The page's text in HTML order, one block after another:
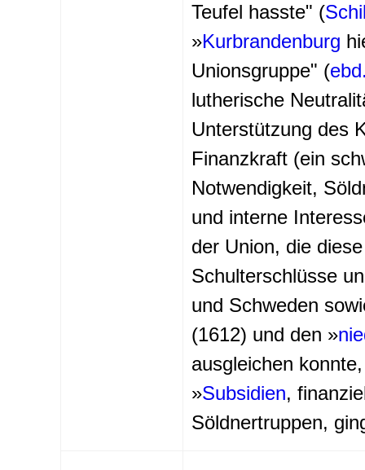
Teufel hasste" (
»Kurbrandenburg
Unionsgruppe" (
lutherische
Unterstützung des
Finanzkraft (ein
Notwendigkeit,
und interne
der Union, die
Schulterschlüsse
und Schweden
(1612) und den »
ausgleichen
»Subsidien,
Söldnertruppen,